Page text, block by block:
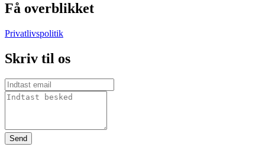
Få overblikket
Privatlivspolitik
Skriv til os